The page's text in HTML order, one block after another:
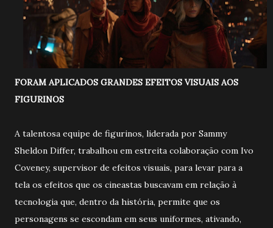
FORAM APLICADOS GRANDES EFEITOS VISUAIS AOS
FIGURINOS
A talentosa equipe de figurinos, liderada por Sammy
Sheldon Differ, trabalhou em estreita colaboração com Ivo
Coveney, supervisor de efeitos visuais, para levar para a
tela os efeitos que os cineastas buscavam em relação à
tecnologia que, dentro da história, permite que os
personagens se escondam em seus uniformes, ativando,